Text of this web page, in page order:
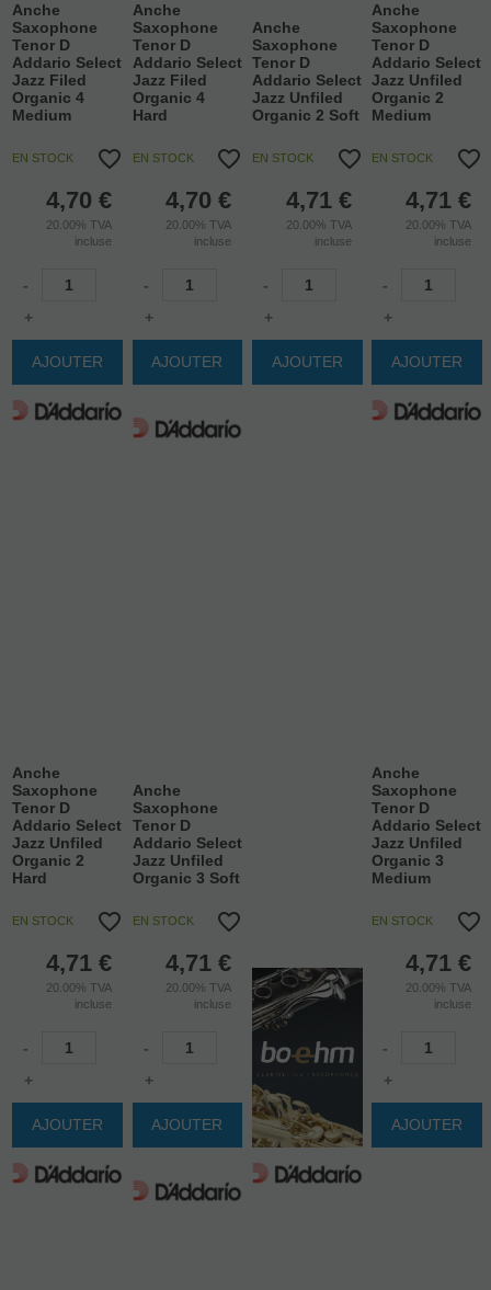
Anche
Saxophone
Tenor D
Addario Select
Jazz Filed
Organic 4
Medium
EN STOCK
4,70 €
20.00%TVA
incluse
-
+
AJOUTER
Anche
Saxophone
Tenor D
Addario Select
Jazz Filed
Organic 4
Hard
EN STOCK
4,70 €
20.00%TVA
incluse
-
+
AJOUTER
Anche
Saxophone
Tenor D
Addario Select
Jazz Unfiled
Organic 2 Soft
EN STOCK
4,71 €
20.00% TVA
incluse
-
+
AJOUTER
Anche
Saxophone
Tenor D
Addario Select
Jazz Unfiled
Organic 2
Medium
EN STOCK
4,71 €
20.00%TVA
incluse
-
+
AJOUTER
Anche
Saxophone
Tenor D
Addario Select
Jazz Unfiled
Organic 2
Hard
EN STOCK
4,71 €
20.00%TVA
incluse
-
+
AJOUTER
Anche
Saxophone
Tenor D
Addario Select
Jazz Unfiled
Organic 3 Soft
EN STOCK
4,71 €
20.00%TVA
incluse
-
+
AJOUTER
Anche
Saxophone
Tenor D
Addario Select
Jazz Unfiled
Organic 3
Medium
EN STOCK
4,71 €
20.00%TVA
incluse
-
+
AJOUTER